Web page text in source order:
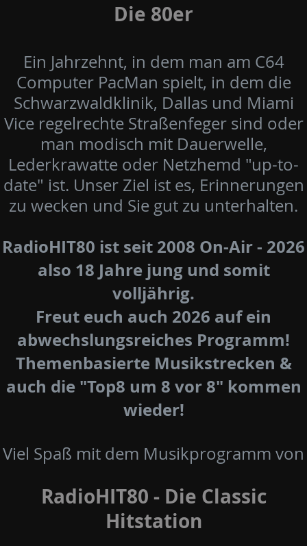
Die 80er
Ein Jahrzehnt, in dem man am C64
Computer PacMan spielt, in dem die
Schwarzwaldklinik, Dallas und Miami
Vice regelrechte Straßenfeger sind oder
man modisch mit Dauerwelle,
Lederkrawatte oder Netzhemd "up-to-
date" ist. Unser Ziel ist es, Erinnerungen
zu wecken und Sie gut zu unterhalten.
RadioHIT80 ist seit 2008 On-Air - 2026
also 18 Jahre jung und somit
volljährig.
Freut euch auch 2026 auf ein
abwechslungsreiches Programm!
Themenbasierte Musikstrecken &
auch die "Top8 um 8 vor 8" kommen
wieder!
Viel Spaß mit dem Musikprogramm von
RadioHIT80 - Die Classic
Hitstation